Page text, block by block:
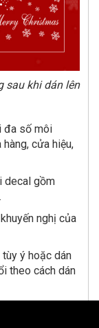
sau khi dán lên
đa số môi
cửa hiệu,
decal gồm
nghị của
ý hoặc dán
theo cách dán